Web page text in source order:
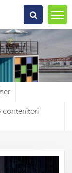
contenitori